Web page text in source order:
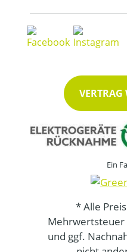
VERTRAG
Ein
* Alle
Mehrwertsteuer
und ggf.